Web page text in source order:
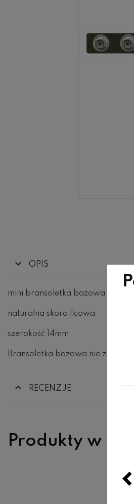
OPIS
mini bransoletka bazowa
naturalna skora licowa
szerokość 14mm
Bransoletka bazowa nie
RECENZJE
Produkty w tej